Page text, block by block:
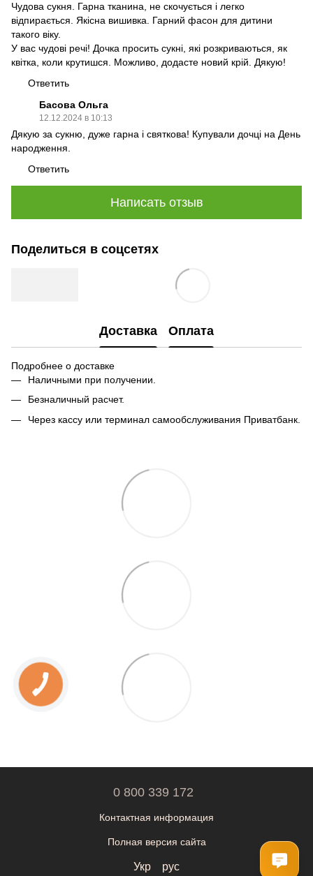
Чудова сукня. Гарна тканина, не скочується і легко
відпирається. Якісна вишивка. Гарний фасон для дитини
такого віку.
У вас чудові речі! Дочка просить сукні, які розкриваються, як
квітка, коли крутишся. Можливо, додасте новий крій. Дякую!
Ответить
Басова Ольга
12.12.2024 в 10:13
Дякую за сукню, дуже гарна і святкова! Купували дочці на День
народження.
Ответить
Написать отзыв
Поделиться в соцсетях
Доставка Оплата
Подробнее о доставке
Наличными при получении.
Безналичный расчет.
Через кассу или терминал самообслуживания Приватбанк.
0 800 339 172
Контактная информация
Полная версия сайта
Укр рус